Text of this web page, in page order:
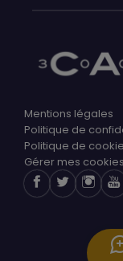
Mentions légales
Politique de
Politique de
Gérer mes cookies